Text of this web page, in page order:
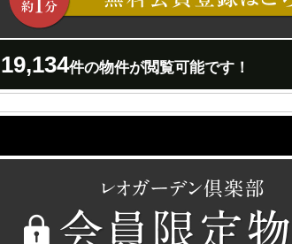
19,134件の物件が閲覧可能です！